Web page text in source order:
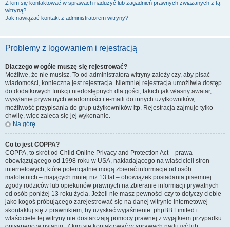
Z kim się kontaktować w sprawach nadużyć lub zagadnień prawnych związanych z tą
witryną?
Jak nawiązać kontakt z administratorem witryny?
Problemy z logowaniem i rejestracją
Dlaczego w ogóle muszę się rejestrować?
Możliwe, że nie musisz. To od administratora witryny zależy czy, aby pisać
wiadomości, konieczna jest rejestracja. Niemniej rejestracja umożliwia dostęp
do dodatkowych funkcji niedostępnych dla gości, takich jak własny awatar,
wysyłanie prywatnych wiadomości i e-maili do innych użytkowników,
możliwość przypisania do grup użytkowników itp. Rejestracja zajmuje tylko
chwilę, więc zaleca się jej wykonanie.
Na górę
Co to jest COPPA?
COPPA, to skrót od Child Online Privacy and Protection Act – prawa
obowiązującego od 1998 roku w USA, nakładającego na właścicieli stron
internetowych, które potencjalnie mogą zbierać informacje od osób
małoletnich – mających mniej niż 13 lat – obowiązek posiadania pisemnej
zgody rodziców lub opiekunów prawnych na zbieranie informacji prywatnych
od osób poniżej 13 roku życia. Jeżeli nie masz pewności czy to dotyczy ciebie
jako kogoś próbującego zarejestrować się na danej witrynie internetowej –
skontaktuj się z prawnikiem, by uzyskać wyjaśnienie. phpBB Limited i
właściciele tej witryny nie dostarczają pomocy prawnej z wyjątkiem przypadku